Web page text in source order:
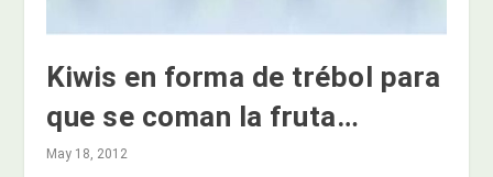
Kiwis en forma de trébol para
que se coman la fruta…
May 18, 2012